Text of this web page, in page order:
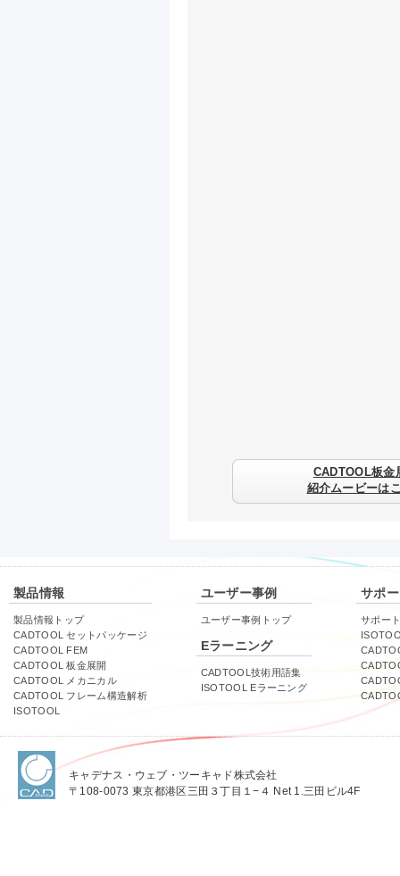
CADTOOL板金
紹介ムービーは
製品情報
製品情報トップ
CADTOOL セットパッケージ
CADTOOL FEM
CADTOOL 板金展開
CADTOOL メカニカル
CADTOOL フレーム構造解析
ISOTOOL
ユーザー事例
ユーザー事例トップ
Eラーニング
CADTOOL技術用語集
ISOTOOL Eラーニング
サポ
サポー
キャデナス・ウェブ・ツーキャド株式会社
〒108-0073 東京都港区三田３丁目１−４ Net 1.三田ビル4F